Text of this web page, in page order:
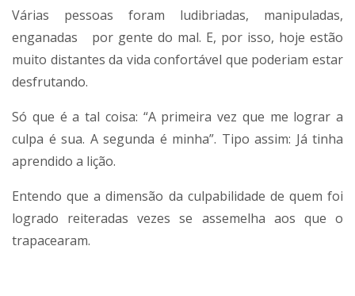
Várias pessoas foram ludibriadas, manipuladas,
enganadas por gente do mal. E, por isso, hoje estão
muito distantes da vida confortável que poderiam estar
desfrutando.
Só que é a tal coisa: “A primeira vez que me lograr a
culpa é sua. A segunda é minha”. Tipo assim: Já tinha
aprendido a lição.
Entendo que a dimensão da culpabilidade de quem foi
logrado reiteradas vezes se assemelha aos que o
trapacearam.